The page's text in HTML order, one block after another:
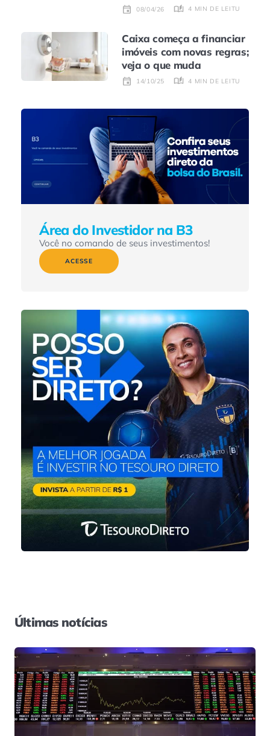
08/04/26 4 MIN DE LEITURA
Caixa começa a financiar
imóveis com novas regras;
veja o que muda
14/10/25 4 MIN DE LEITURA
Área do Investidor na B3
Você no comando de seus investimentos!
ACESSE
Últimas notícias